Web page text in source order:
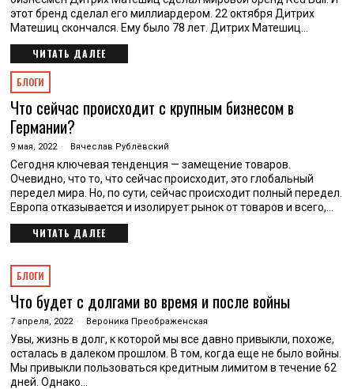
этот бренд сделал его миллиардером. 22 октября Дитрих
Матешиц скончался. Ему было 78 лет. Дитрих Матешиц…
ЧИТАТЬ ДАЛЕЕ
БЛОГИ
Что сейчас происходит с крупным бизнесом в
Германии?
9 мая, 2022 Вячеслав Рублёвский
Сегодня ключевая тенденция — замещение товаров.
Очевидно, что то, что сейчас происходит, это глобальный
передел мира. Но, по сути, сейчас происходит полный передел.
Европа отказывается и изолирует рынок от товаров и всего,…
ЧИТАТЬ ДАЛЕЕ
БЛОГИ
Что будет с долгами во время и после войны
7 апреля, 2022 Вероника Преображенская
Увы, жизнь в долг, к которой мы все давно привыкли, похоже,
осталась в далеком прошлом. В том, когда еще не было войны.
Мы привыкли пользоваться кредитным лимитом в течение 62
дней. Однако…